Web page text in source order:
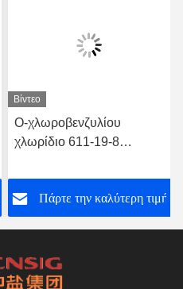
Βίντεο
Ο-χλωροβενζυλίου
χλωρίδιο 611-19-8
φαρμακείων
Πάρτε την καλύτερη τιμή